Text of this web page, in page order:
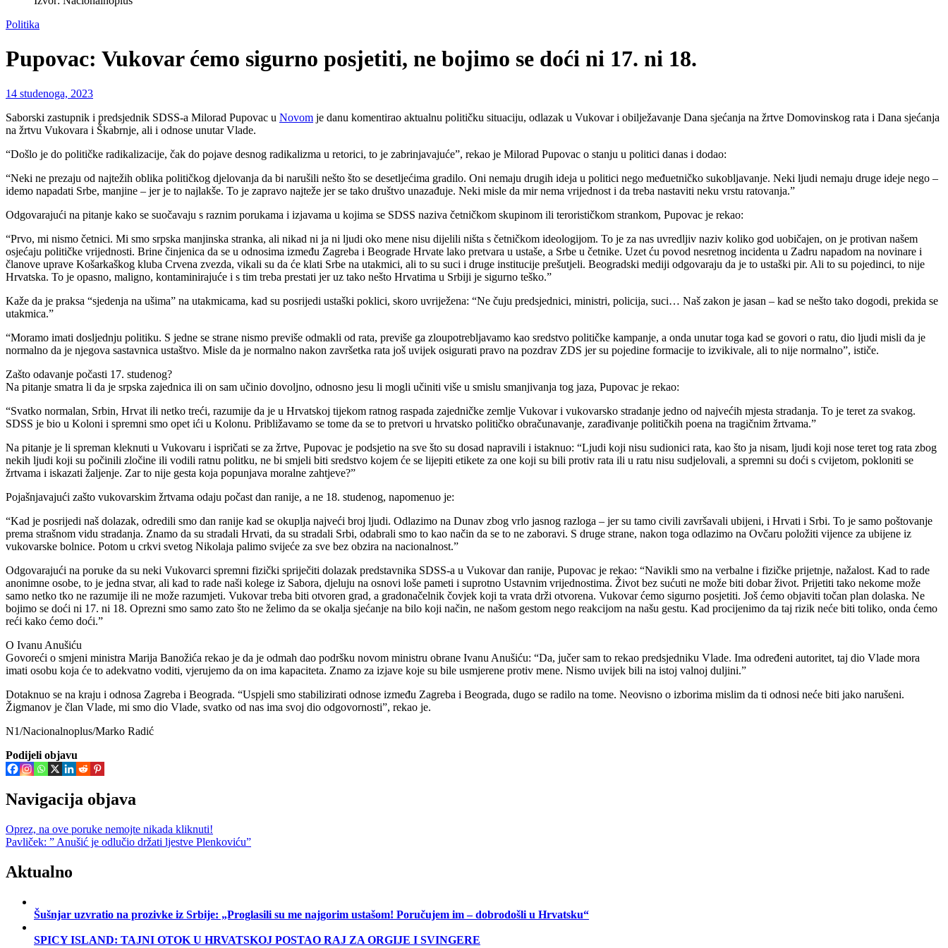
Politika
Pupovac: Vukovar ćemo sigurno posjetiti, ne bojimo se doći ni 17. ni 18.
14 studenoga, 2023
Saborski zastupnik i predsjednik SDSS-a Milorad Pupovac u Novom je danu komentirao aktualnu političku situaciju, odlazak u Vukovar i obilježavanje Dana sjećanja na žrtve Domovinskog rata i Dana sjećanja
na žrtvu Vukovara i Škabrnje, ali i odnose unutar Vlade.
“Došlo je do političke radikalizacije, čak do pojave desnog radikalizma u retorici, to je zabrinjavajuće”, rekao je Milorad Pupovac o stanju u politici danas i dodao:
“Neki ne prezaju od najtežih oblika političkog djelovanja da bi narušili nešto što se desetljećima gradilo. Oni nemaju drugih ideja u politici nego međuetničko sukobljavanje. Neki ljudi nemaju druge ideje nego –
idemo napadati Srbe, manjine – jer je to najlakše. To je zapravo najteže jer se tako društvo unazađuje. Neki misle da mir nema vrijednost i da treba nastaviti neku vrstu ratovanja.”
Odgovarajući na pitanje kako se suočavaju s raznim porukama i izjavama u kojima se SDSS naziva četničkom skupinom ili terorističkom strankom, Pupovac je rekao:
“Prvo, mi nismo četnici. Mi smo srpska manjinska stranka, ali nikad ni ja ni ljudi oko mene nisu dijelili ništa s četničkom ideologijom. To je za nas uvredljiv naziv koliko god uobičajen, on je protivan našem
osjećaju političke vrijednosti. Brine činjenica da se u odnosima između Zagreba i Beograde Hrvate lako pretvara u ustaše, a Srbe u četnike. Uzet ću povod nesretnog incidenta u Zadru napadom na novinare i
članove uprave Košarkaškog kluba Crvena zvezda, vikali su da će klati Srbe na utakmici, ali to su suci i druge institucije prešutjeli. Beogradski mediji odgovaraju da je to ustaški pir. Ali to su pojedinci, to nije
Hrvatska. To je opasno, maligno, kontaminirajuće i s tim treba prestati jer uz tako nešto Hrvatima u Srbiji je sigurno teško.”
Kaže da je praksa “sjedenja na ušima” na utakmicama, kad su posrijedi ustaški poklici, skoro uvriježena: “Ne čuju predsjednici, ministri, policija, suci… Naš zakon je jasan – kad se nešto tako dogodi, prekida se
utakmica.”
“Moramo imati dosljednju politiku. S jedne se strane nismo previše odmakli od rata, previše ga zloupotrebljavamo kao sredstvo političke kampanje, a onda unutar toga kad se govori o ratu, dio ljudi misli da je
normalno da je njegova sastavnica ustaštvo. Misle da je normalno nakon završetka rata još uvijek osigurati pravo na pozdrav ZDS jer su pojedine formacije to izvikivale, ali to nije normalno”, ističe.
Zašto odavanje počasti 17. studenog?
Na pitanje smatra li da je srpska zajednica ili on sam učinio dovoljno, odnosno jesu li mogli učiniti više u smislu smanjivanja tog jaza, Pupovac je rekao:
“Svatko normalan, Srbin, Hrvat ili netko treći, razumije da je u Hrvatskoj tijekom ratnog raspada zajedničke zemlje Vukovar i vukovarsko stradanje jedno od najvećih mjesta stradanja. To je teret za svakog.
SDSS je bio u Koloni i spremni smo opet ići u Kolonu. Približavamo se tome da se to pretvori u hrvatsko političko obračunavanje, zarađivanje političkih poena na tragičnim žrtvama.”
Na pitanje je li spreman kleknuti u Vukovaru i ispričati se za žrtve, Pupovac je podsjetio na sve što su dosad napravili i istaknuo: “Ljudi koji nisu sudionici rata, kao što ja nisam, ljudi koji nose teret tog rata zbog
nekih ljudi koji su počinili zločine ili vodili ratnu politku, ne bi smjeli biti sredstvo kojem će se lijepiti etikete za one koji su bili protiv rata ili u ratu nisu sudjelovali, a spremni su doći s cvijetom, pokloniti se
žrtvama i iskazati žaljenje. Zar to nije gesta koja popunjava moralne zahtjeve?”
Pojašnjavajući zašto vukovarskim žrtvama odaju počast dan ranije, a ne 18. studenog, napomenuo je:
“Kad je posrijedi naš dolazak, odredili smo dan ranije kad se okuplja najveći broj ljudi. Odlazimo na Dunav zbog vrlo jasnog razloga – jer su tamo civili završavali ubijeni, i Hrvati i Srbi. To je samo poštovanje
prema strašnom vidu stradanja. Znamo da su stradali Hrvati, da su stradali Srbi, odabrali smo to kao način da se to ne zaboravi. S druge strane, nakon toga odlazimo na Ovčaru položiti vijence za ubijene iz
vukovarske bolnice. Potom u crkvi svetog Nikolaja palimo svijeće za sve bez obzira na nacionalnost.”
Odgovarajući na poruke da su neki Vukovarci spremni fizički spriječiti dolazak predstavnika SDSS-a u Vukovar dan ranije, Pupovac je rekao: “Navikli smo na verbalne i fizičke prijetnje, nažalost. Kad to rade
anonimne osobe, to je jedna stvar, ali kad to rade naši kolege iz Sabora, djeluju na osnovi loše pameti i suprotno Ustavnim vrijednostima. Život bez sućuti ne može biti dobar život. Prijetiti tako nekome može
samo netko tko ne razumije ili ne može razumjeti. Vukovar treba biti otvoren grad, a gradonačelnik čovjek koji ta vrata drži otvorena. Vukovar ćemo sigurno posjetiti. Još ćemo objaviti točan plan dolaska. Ne
bojimo se doći ni 17. ni 18. Oprezni smo samo zato što ne želimo da se okalja sjećanje na bilo koji način, ne našom gestom nego reakcijom na našu gestu. Kad procijenimo da taj rizik neće biti toliko, onda ćemo
reći kako ćemo doći.”
O Ivanu Anušiću
Govoreći o smjeni ministra Marija Banožića rekao je da je odmah dao podršku novom ministru obrane Ivanu Anušiću: “Da, jučer sam to rekao predsjedniku Vlade. Ima određeni autoritet, taj dio Vlade mora
imati osobu koja će to adekvatno voditi, vjerujemo da on ima kapaciteta. Znamo za izjave koje su bile usmjerene protiv mene. Nismo uvijek bili na istoj valnoj duljini.”
Dotaknuo se na kraju i odnosa Zagreba i Beograda. “Uspjeli smo stabilizirati odnose između Zagreba i Beograda, dugo se radilo na tome. Neovisno o izborima mislim da ti odnosi neće biti jako narušeni.
Žigmanov je član Vlade, mi smo dio Vlade, svatko od nas ima svoj dio odgovornosti”, rekao je.
N1/Nacionalnoplus/Marko Radić
Podijeli objavu
Navigacija objava
Oprez, na ove poruke nemojte nikada kliknuti!
Pavliček: ” Anušić je odlučio držati ljestve Plenkoviću”
Aktualno
Šušnjar uzvratio na prozivke iz Srbije: „Proglasili su me najgorim ustašom! Poručujem im – dobrodošli u Hrvatsku“
SPICY ISLAND: TAJNI OTOK U HRVATSKOJ POSTAO RAJ ZA ORGIJE I SVINGERE